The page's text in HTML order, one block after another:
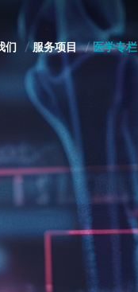
们 服务项目 医学专栏